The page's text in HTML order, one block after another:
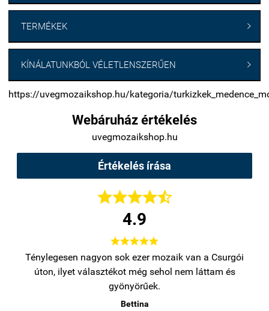
TERMÉKEK 
KÍNÁLATUNKBÓL VÉLETLENSZERŰEN 
https://uvegmozaikshop.hu/kategoria/
Webáruház értékelés
uvegmozaikshop.hu
Értékelés írása

4.9

Ténylegesen nagyon sok ezer mozaik van a Csurgói
úton, ilyet választékot még sehol nem láttam és
gyönyörűek.
Bettina